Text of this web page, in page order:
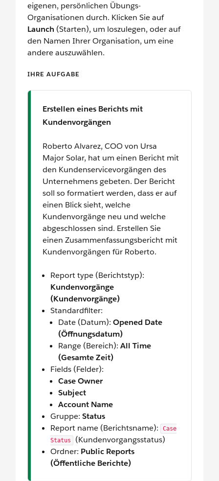
eigenen, persönlichen Übungs-
Organisationen durch. Klicken Sie auf
Launch (Starten), um loszulegen, oder auf
den Namen Ihrer Organisation, um eine
andere auszuwählen.
IHRE AUFGABE
Erstellen eines Berichts mit
Kundenvorgängen
Roberto Alvarez, COO von Ursa
Major Solar, hat um einen Bericht mit
den Kundenservicevorgängen des
Unternehmens gebeten. Der Bericht
soll so formatiert werden, dass er auf
einen Blick sieht, welche
Kundenvorgänge neu und welche
abgeschlossen sind. Erstellen Sie
einen Zusammenfassungsbericht mit
Kundenvorgängen für Roberto.
Report type (Berichtstyp):
Kundenvorgänge
(Kundenvorgänge)
Standardfilter:
Date (Datum): Opened Date
(Öffnungsdatum)
Range (Bereich): All Time
(Gesamte Zeit)
Fields (Felder):
Case Owner
Subject
Account Name
Gruppe: Status
Report name (Berichtsname):
Case
Status
(Kundenvorgangsstatus)
Ordner: Public Reports
(Öffentliche Berichte)